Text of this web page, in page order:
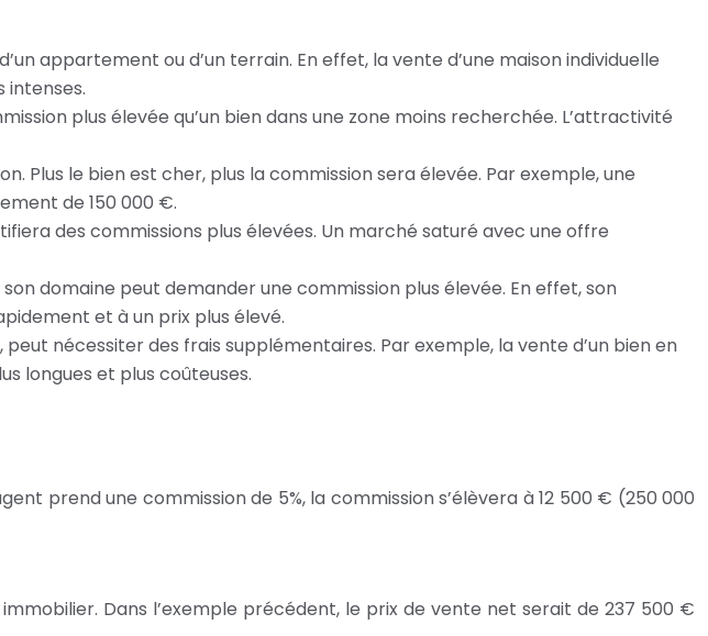
appartement ou d’un terrain. En effet, la vente d’une maison individuelle
intenses.
plus élevée qu’un bien dans une zone moins recherchée. L’attractivité
Plus le bien est cher, plus la commission sera élevée. Par exemple, une
de 150 000 €.
des commissions plus élevées. Un marché saturé avec une offre
domaine peut demander une commission plus élevée. En effet, son
et à un prix plus élevé.
nécessiter des frais supplémentaires. Par exemple, la vente d’un bien en
longues et plus coûteuses.
prend une commission de 5%, la commission s’élèvera à 12 500 € (250 000
Dans l’exemple précédent, le prix de vente net serait de 237 500 €